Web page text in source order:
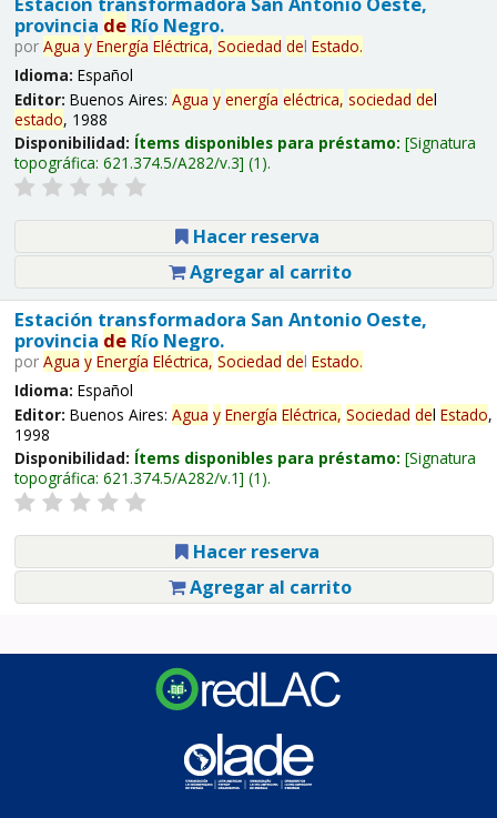
provincia deRío Negro.
por Agua y Energía Eléctrica, Sociedad del Estado.
Idioma: Español
Editor: Buenos Aires: Agua y energía eléctrica, sociedad del
estado, 1988
Disponibilidad: Ítems disponibles para préstamo: Signatura
topográfica: 621.374.5/A282/v.3 (1).
Hacer reserva
Agregar al carrito
Estación transformadora San Antonio Oeste,
provincia deRío Negro.
por Agua y Energía Eléctrica, Sociedad del Estado.
Idioma: Español
Editor: Buenos Aires: Agua y Energía Eléctrica, Sociedad del Estado,
1998
Disponibilidad: Ítems disponibles para préstamo: Signatura
topográfica: 621.374.5/A282/v.1 (1).
Hacer reserva
Agregar al carrito